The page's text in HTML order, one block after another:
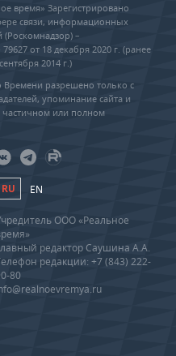
время» Зарегистрировано
связи, информационных
–
от 18 декабря 2020 г. (ранее
2014 г.)
Времени разрешено только с
упоминание сайта и
частичном или полном
RU EN
ООО «Реальное
редактор Саушина А.А.
редакции: +7 (843) 222-
80